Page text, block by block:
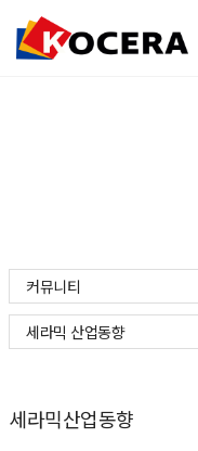
커뮤니티
세라믹 산업동향
세라믹산업동향